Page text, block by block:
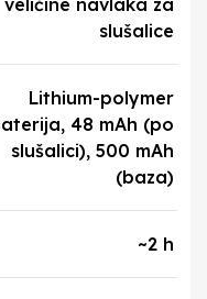
veličine navlaka za
slušalice
Lithium-polymer
48 mAh (po
slušalici), 500 mAh
(baza)
~2 h